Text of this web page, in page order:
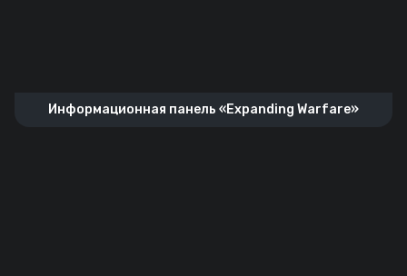
Информационная панель «Expanding Warfare»